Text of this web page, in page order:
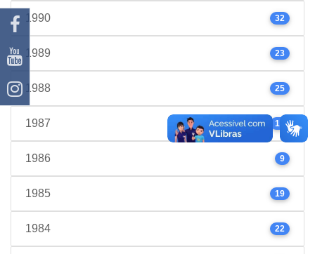
1990 32
1989 23
1988 25
1987 17
1986 9
1985 19
1984 22